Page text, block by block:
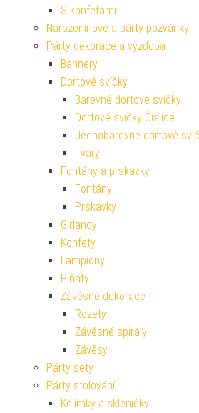
S konfetami
Narozeninové a párty pozvánky
Párty dekorace a výzdoba
Bannery
Dortové svíčky
Barevné dortové svíčky
Dortové svíčky Číslice
Jednobarevné dortové
Tvary
Fontány a prskavky
Fontány
Prskavky
Girlandy
Konfety
Lampiony
Piňaty
Závěsné dekorace
Rozety
Závěsné spirály
Závěsy
Párty sety
Párty stolování
Kelímky a skleničky